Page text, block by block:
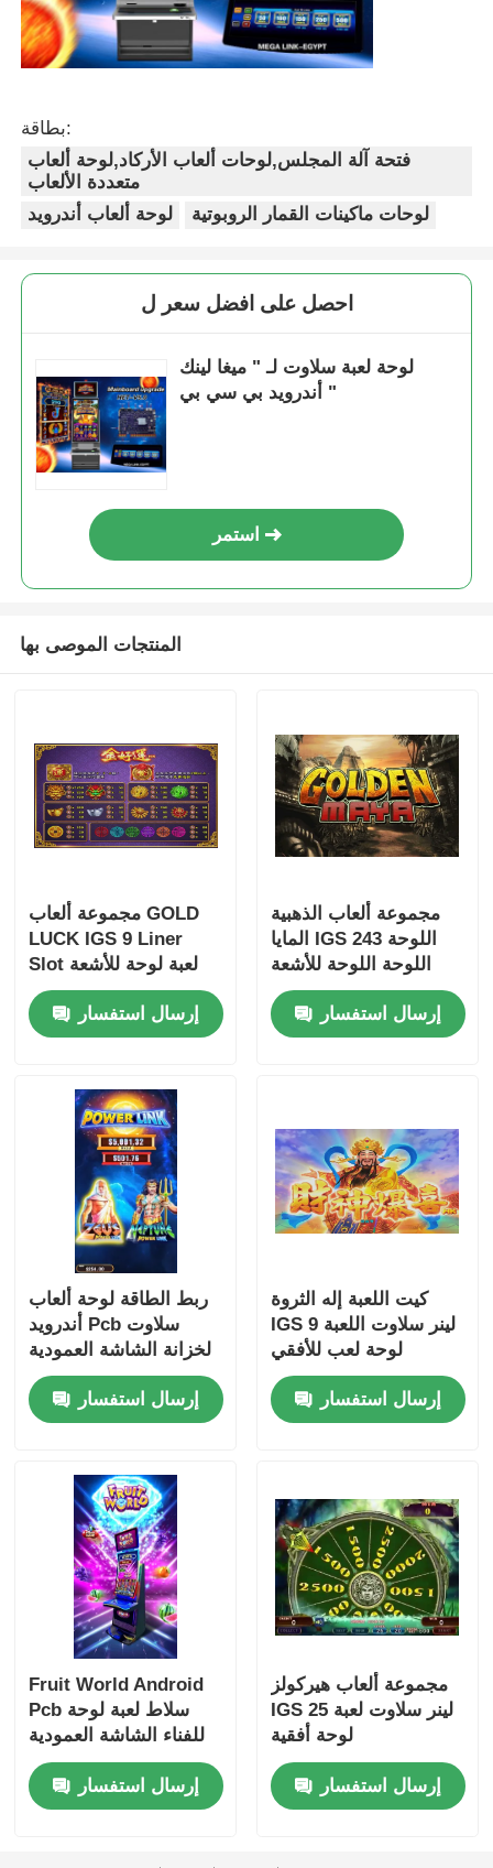
بطاقة:
فتحة آلة المجلس,لوحات ألعاب الأركاد,لوحة ألعاب
متعددة الألعاب
لوحة ألعاب أندرويد
لوحات ماكينات القمار الروبوتية
احصل على افضل سعر ل
لوحة لعبة سلاوت لـ " ميغا لينك
أندرويد بي سي بي "
استمر
المنتجات الموصى بها
مجموعة ألعاب GOLD
LUCK IGS 9 Liner
Slot لعبة لوحة للأشعة
الأفقية
إرسال استفسار
مجموعة ألعاب الذهبية
المايا IGS 243 اللوحة
اللوحة اللوحة للأشعة
الأفقية
إرسال استفسار
ربط الطاقة لوحة ألعاب
أندرويد Pcb سلاوت
لخزانة الشاشة العمودية
إرسال استفسار
كيت اللعبة إله الثروة
IGS 9 لينر سلاوت اللعبة
لوحة لعب للأفقي
الشاشة
إرسال استفسار
Fruit World Android
Pcb سلاط لعبة لوحة
للفناء الشاشة العمودية
إرسال استفسار
مجموعة ألعاب هيركولز
IGS 25 لينر سلاوت لعبة
لوحة أفقية
إرسال استفسار